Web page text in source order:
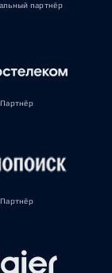
партнёр
Партнёр
Партнёр